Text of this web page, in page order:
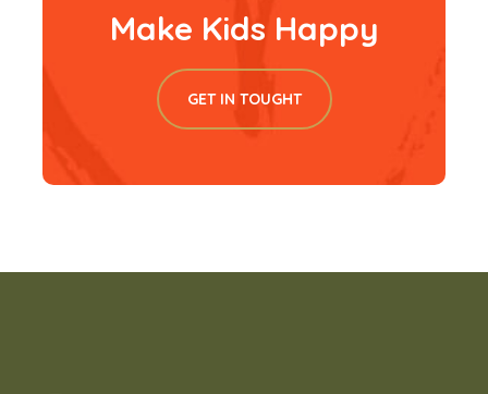
Make Kids Happy
GET IN TOUGHT